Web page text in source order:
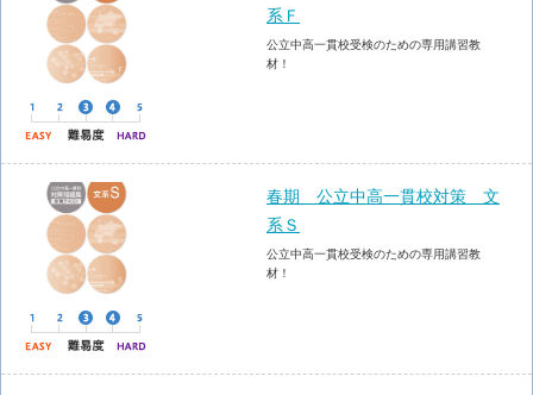
系Ｆ
公立中高一貫校受検のための専用講習教
材！
春期 公立中高一貫校対策 文
系Ｓ
公立中高一貫校受検のための専用講習教
材！